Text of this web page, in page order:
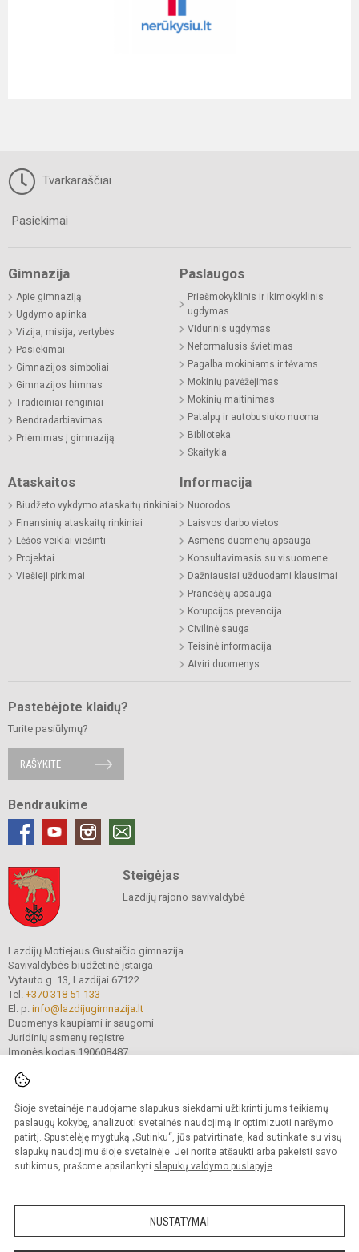
Šioje svetainėje naudojame slapukus siekdami užtikrinti jums teikiamų
paslaugų kokybę, analizuoti svetainės naudojimą ir optimizuoti naršymo
patirtį. Spustelėję mygtuką „Sutinku“, jūs patvirtinate, kad sutinkate su visų
slapukų naudojimu šioje svetainėje. Jei norite atšaukti arba pakeisti savo
sutikimus, prašome apsilankyti slapukų valdymo puslapyje.
NUSTATYMAI
Tvarkaraščiai
Pasiekimai
Gimnazija
Apie gimnaziją
Ugdymo aplinka
Vizija, misija, vertybės
Pasiekimai
Gimnazijos simboliai
Gimnazijos himnas
Tradiciniai renginiai
Bendradarbiavimas
Priėmimas į gimnaziją
Paslaugos
Priešmokyklinis ir ikimokyklinis
ugdymas
Vidurinis ugdymas
Neformalusis švietimas
Pagalba mokiniams ir tėvams
Mokinių pavėžėjimas
Mokinių maitinimas
Patalpų ir autobusiuko nuoma
Biblioteka
Skaitykla
Ataskaitos
Biudžeto vykdymo ataskaitų rinkiniai
Finansinių ataskaitų rinkiniai
Lėšos veiklai viešinti
Projektai
Viešieji pirkimai
Informacija
Nuorodos
Laisvos darbo vietos
Asmens duomenų apsauga
Konsultavimasis su visuomene
Dažniausiai užduodami klausimai
Pranešėjų apsauga
Korupcijos prevencija
Civilinė sauga
Teisinė informacija
Atviri duomenys
Pastebėjote klaidų?
Turite pasiūlymų?
RAŠYKITE
Bendraukime
Steigėjas
Lazdijų rajono savivaldybė
Lazdijų Motiejaus Gustaičio gimnazija
Savivaldybės biudžetinė įstaiga
Vytauto g. 13, Lazdijai 67122
Tel. +370 318 51 133
El. p. info@lazdijugimnazija.lt
Duomenys kaupiami ir saugomi
Juridinių asmenų registre
Įmonės kodas 190608487
© 2024.Lazdijų Motiejaus Gustaičio gimnazija. Visos teisės saugomos.
Kopijuoti turinį be raštiško įstaigos administracijos sutikimo griežtai draudžiama.
Prieinamumo paraiška Slapukų valdymas
Sumanus būdas atnaujinti